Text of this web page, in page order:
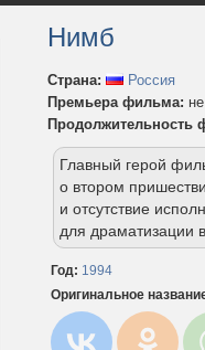
Нимб
Страна:
Россия
Премьера фильма:
Продолжительность
Главный герой
о втором
и отсутствие
для драматизации
Год: 1994
Оригинальное